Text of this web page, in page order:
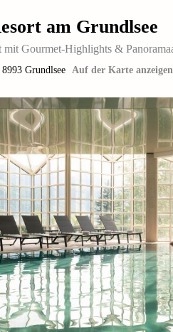
am Grundlsee
mit Gourmet-Highlights &
8993 Grundlsee Auf der Karte anzeigen